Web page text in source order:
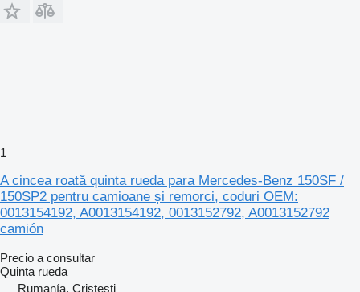
1
A cincea roată quinta rueda para Mercedes-Benz 150SF /
150SP2 pentru camioane și remorci, coduri OEM:
0013154192, A0013154192, 0013152792, A0013152792
camión
Precio a consultar
Quinta rueda
Rumanía, Cristesti